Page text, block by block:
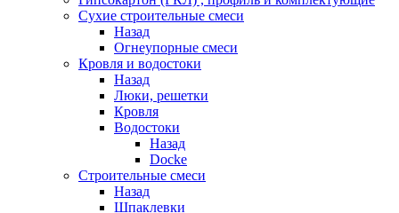
Сухие строительные смеси
Назад
Огнеупорные смеси
Кровля и водостоки
Назад
Люки, решетки
Кровля
Водостоки
Назад
Docke
Строительные смеси
Назад
Шпаклевки